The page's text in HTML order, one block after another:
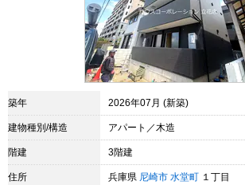
築年 2026年07月 (新築)
建物種別/構造 アパート／木造
階建 3階建
住所 兵庫県 尼崎市 水堂町 １丁目